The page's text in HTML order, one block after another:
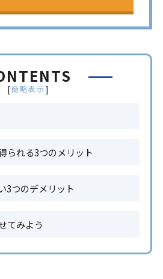
[簡略表示]
られる3つのメリット
3つのデメリット
てみよう